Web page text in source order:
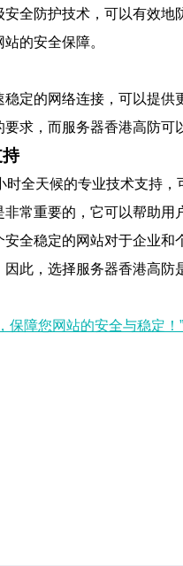
安全防护技术，可以有效
的安全保障。
稳定的网络连接，可以提
求，而服务器香港高防可
时全天候的专业技术支持
常重要的，它可以帮助用
全稳定的网站对于企业
此，选择服务器香港高防
保障您网站的安全与稳定！”